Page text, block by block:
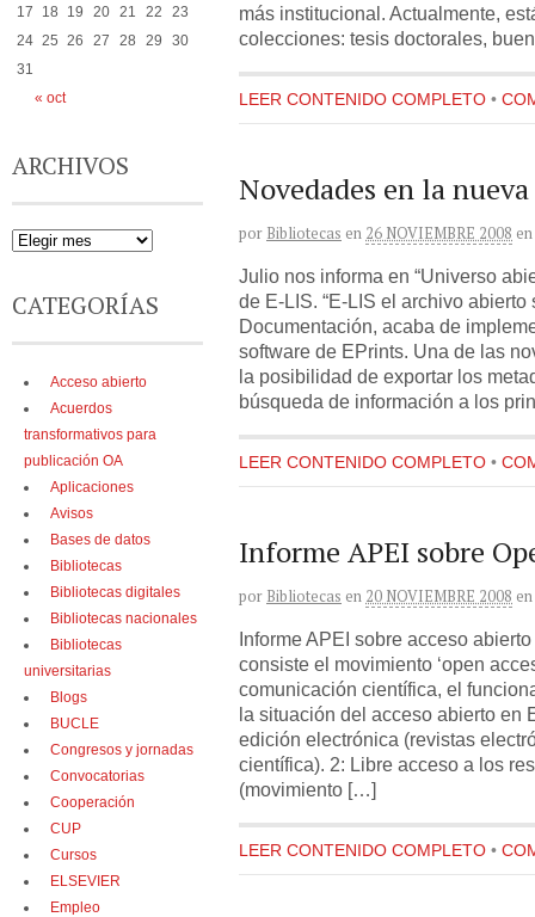
más institucional. Actualmente,
colecciones: tesis doctorales,
LEER CONTENIDO COMPLETO •
Novedades en la
por Bibliotecas en 26 NOVIEMBRE 2008 en
Julio nos informa en “Universo
de E-LIS. “E-LIS el archivo
Documentación, acaba de
software de EPrints. Una de las
la posibilidad de exportar los
búsqueda de información a los
LEER CONTENIDO COMPLETO •
Informe APEI sobre
por Bibliotecas en 20 NOVIEMBRE 2008 en
Informe APEI sobre acceso
consiste el movimiento ‘open
comunicación científica, el
la situación del acceso abierto en
edición electrónica (revistas
científica). 2: Libre acceso a los
(movimiento […]
LEER CONTENIDO COMPLETO •
« oct
17
18 19 20 21 22
23
24 25 26 27 28 29
30
31
ARCHIVOS
CATEGORÍAS
Acceso abierto
Acuerdos
transformativos para
publicación OA
Aplicaciones
Avisos
Bases de datos
Bibliotecas
Bibliotecas digitales
Bibliotecas nacionales
Bibliotecas
universitarias
Blogs
BUCLE
Congresos y jornadas
Convocatorias
Cooperación
CUP
Cursos
ELSEVIER
Empleo